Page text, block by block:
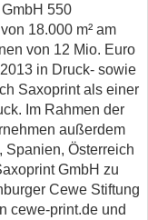
550
18.000 m² am
von 12 Mio. Euro
in Druck- sowie
Saxoprint als einer
Im Rahmen der
außerdem
Spanien, Österreich
GmbH zu
Cewe Stiftung
cewe-print.de und